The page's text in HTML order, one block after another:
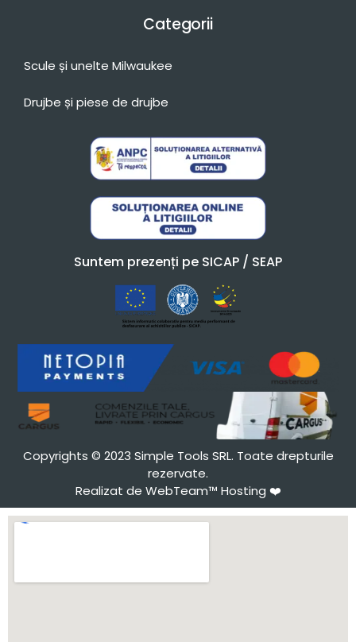
Categorii
Scule și unelte Milwaukee
Drujbe și piese de drujbe
Suntem prezenți pe SICAP / SEAP
Copyrights © 2023 Simple Tools SRL. Toate drepturile
rezervate.
Realizat de WebTeam™ Hosting ❤️